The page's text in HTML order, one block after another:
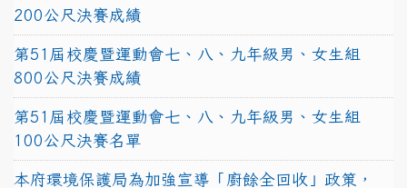
200公尺決賽成績
第51屆校慶暨運動會七、八、九年級男、女生組
800公尺決賽成績
第51屆校慶暨運動會七、八、九年級男、女生組
100公尺決賽名單
本府環境保護局為加強宣導「廚餘全回收」政策，